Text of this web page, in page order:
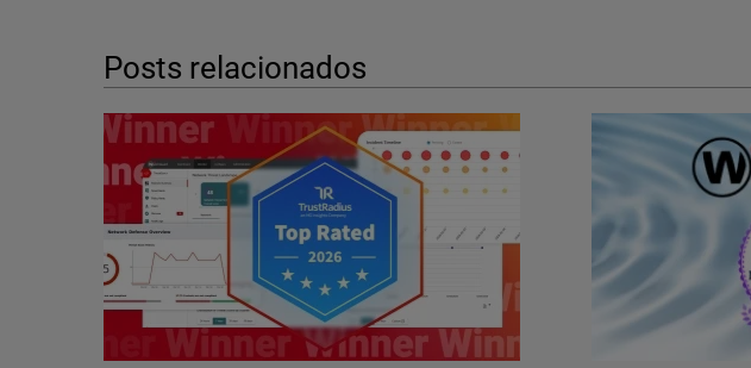
Posts relacionados